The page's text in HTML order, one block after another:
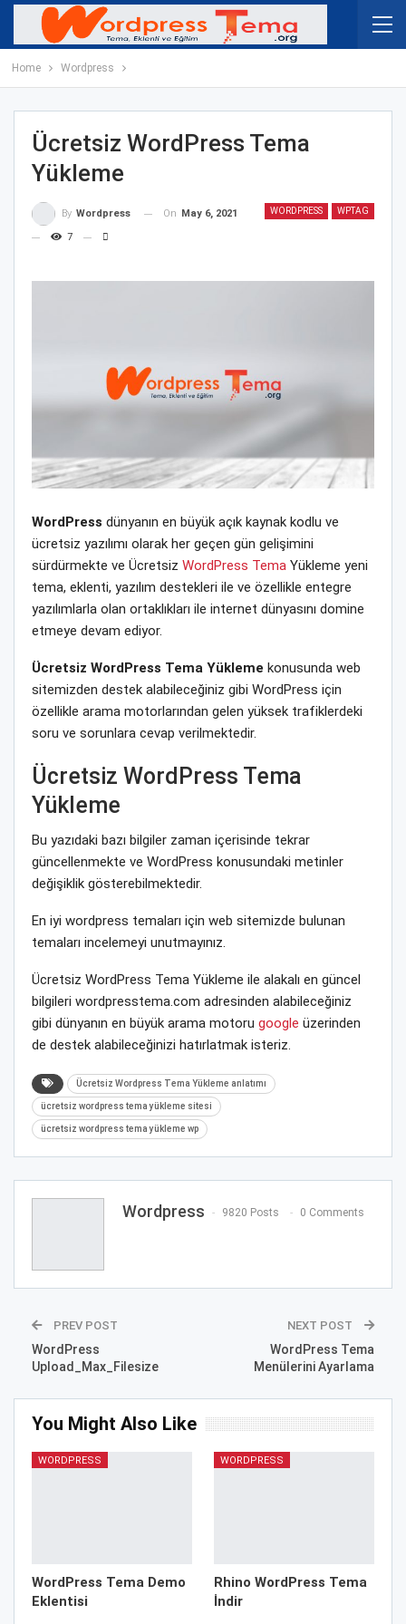
Home Wordpress
Ücretsiz WordPress Tema
Yükleme
WORDPRESS WPTAG
By Wordpress On May 6, 2021
7
WordPress dünyanın en büyük açık kaynak kodlu ve
ücretsiz yazılımı olarak her geçen gün gelişimini
sürdürmekte ve Ücretsiz WordPress Tema Yükleme yeni
tema, eklenti, yazılım destekleri ile ve özellikle entegre
yazılımlarla olan ortaklıkları ile internet dünyasını domine
etmeye devam ediyor.
Ücretsiz WordPress Tema Yükleme konusunda web
sitemizden destek alabileceğiniz gibi WordPress için
özellikle arama motorlarından gelen yüksek trafiklerdeki
soru ve sorunlara cevap verilmektedir.
Ücretsiz WordPress Tema
Yükleme
Bu yazıdaki bazı bilgiler zaman içerisinde tekrar
güncellenmekte ve WordPress konusundaki metinler
değişiklik gösterebilmektedir.
En iyi wordpress temaları için web sitemizde bulunan
temaları incelemeyi unutmayınız.
Ücretsiz WordPress Tema Yükleme ile alakalı en güncel
bilgileri wordpresstema.com adresinden alabileceğiniz
gibi dünyanın en büyük arama motoru google üzerinden
de destek alabileceğinizi hatırlatmak isteriz.
Ücretsiz Wordpress Tema Yükleme anlatımı
ücretsiz wordpress tema yükleme sitesi
ücretsiz wordpress tema yükleme wp
Wordpress 9820 Posts 0 Comments
PREV POST
WordPress
Upload_Max_Filesize
NEXT POST
WordPress Tema
Menülerini Ayarlama
You Might Also Like
WORDPRESS
WordPress Tema Demo
Eklentisi
WORDPRESS
Rhino WordPress Tema
İndir